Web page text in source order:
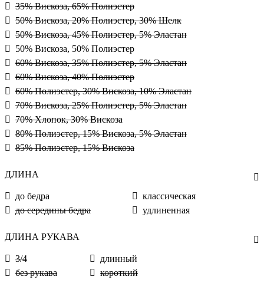
35% Вискоза, 65% Полиэстер
50% Вискоза, 20% Полиэстер, 30% Шелк
50% Вискоза, 45% Полиэстер, 5% Эластан
50% Вискоза, 50% Полиэстер
60% Вискоза, 35% Полиэстер, 5% Эластан
60% Вискоза, 40% Полиэстер
60% Полиэстер, 30% Вискоза, 10% Эластан
70% Вискоза, 25% Полиэстер, 5% Эластан
70% Хлопок, 30% Вискоза
80% Полиэстер, 15% Вискоза, 5% Эластан
85% Полиэстер, 15% Вискоза
ДЛИНА
до бедра
до середины бедра
классическая
удлиненная
ДЛИНА РУКАВА
3/4
без рукава
длинный
короткий